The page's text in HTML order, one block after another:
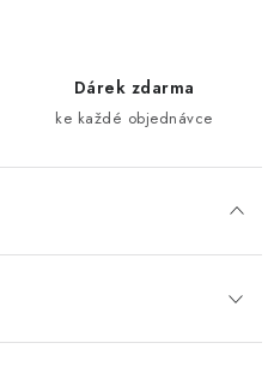
Dárek zdarma
ke každé objednávce